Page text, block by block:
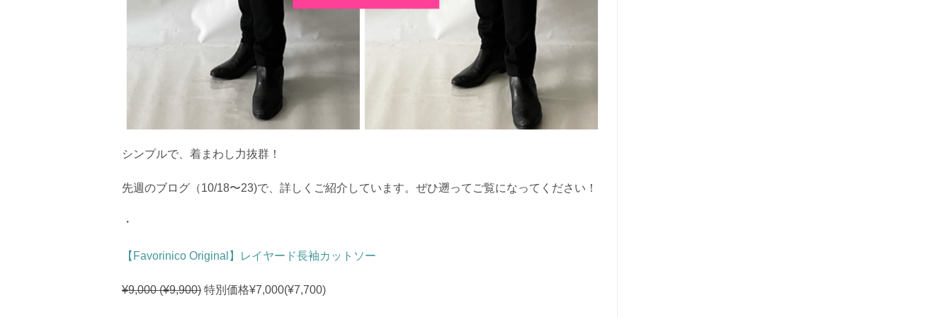
シンプルで、着まわし力抜群！
先週のブログ（10/18〜23)で、詳しくご紹介しています。ぜひ遡ってご覧になってください！
・
【Favorinico Original】レイヤード長袖カットソー
¥9,000 (¥9,900) 特別価格¥7,000(¥7,700)